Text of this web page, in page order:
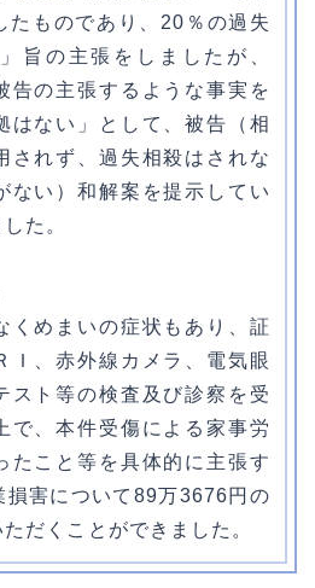
たものであり、20％の過失
旨の主張をしましたが、
告の主張するような事実を
はない」として、被告（相
されず、過失相殺はされな
ない）和解案を提示してい
た。
くめまいの症状もあり、証
Ｉ、赤外線カメラ、電気眼
スト等の検査及び診察を受
で、本件受傷による家事労
たこと等を具体的に主張す
損害について89万3676円の
だくことができました。